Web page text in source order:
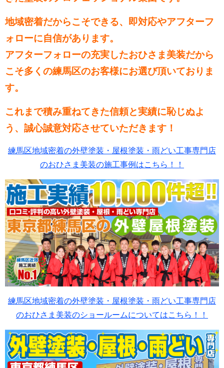
地域密着だからこそできる、即対応やアフターフ
ォローに自信があります。
アフターフォローの充実したおひさま美装だから
こそ多くの練馬区のお客様にお選び頂いておりま
す。
これまで積み重ねてきた信頼と実績に恥じぬよ
う、誠心誠意対応させていただきます！
練馬区地域密着の外壁塗装・屋根塗装・雨どい工事専門店
のおひさま美装の施工事例はこちら！！
練馬区地域密着の外壁塗装・屋根塗装・雨どい工事専門店
のおひさま美装のショールームについてはこちら！！